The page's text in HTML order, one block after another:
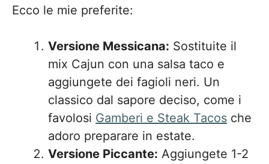
Ecco le mie preferite:
Versione Messicana: Sostituite il
mix Cajun con una salsa taco e
aggiungete dei fagioli neri. Un
classico dal sapore deciso, come i
favolosi Gamberi e Steak Tacos che
adoro preparare in estate.
Versione Piccante: Aggiungete 1-2